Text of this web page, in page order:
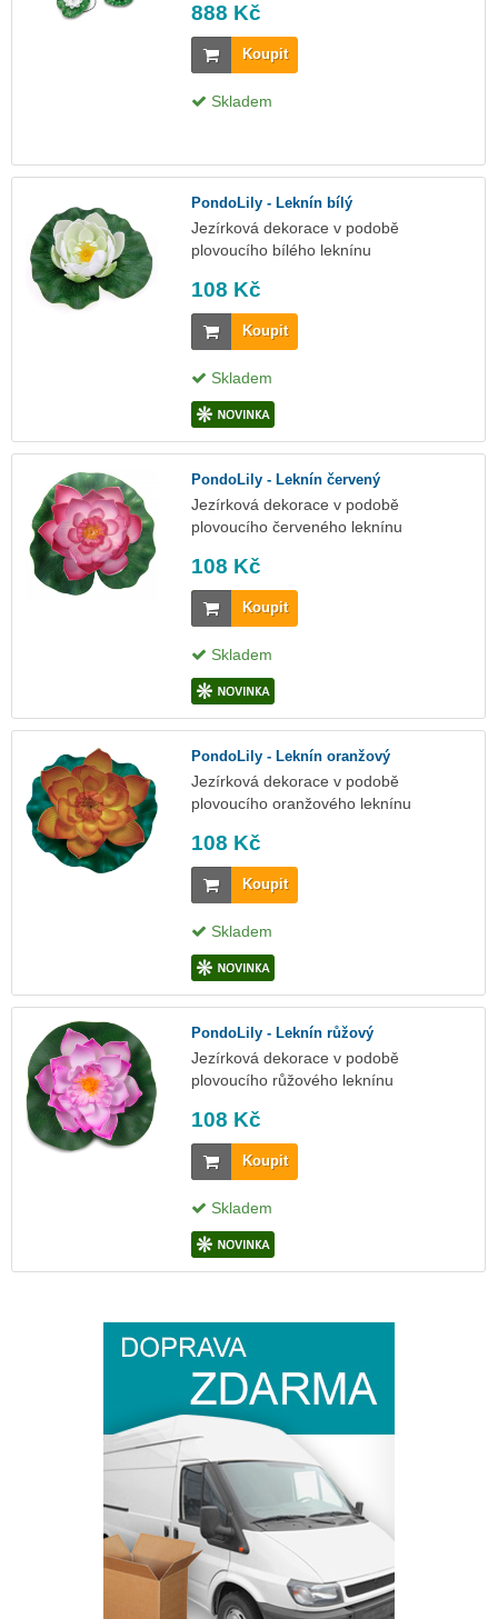
888 Kč
Koupit
Skladem
PondoLily - Leknín bílý
Jezírková dekorace v podobě
plovoucího bílého leknínu
108 Kč
Koupit
Skladem
PondoLily - Leknín červený
Jezírková dekorace v podobě
plovoucího červeného leknínu
108 Kč
Koupit
Skladem
PondoLily - Leknín oranžový
Jezírková dekorace v podobě
plovoucího oranžového leknínu
108 Kč
Koupit
Skladem
PondoLily - Leknín růžový
Jezírková dekorace v podobě
plovoucího růžového leknínu
108 Kč
Koupit
Skladem